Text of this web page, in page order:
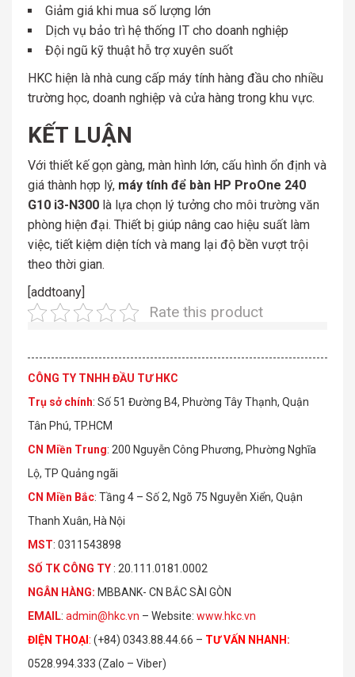
Giảm giá khi mua số lượng lớn
Dịch vụ bảo trì hệ thống IT cho doanh nghiệp
Đội ngũ kỹ thuật hỗ trợ xuyên suốt
HKC hiện là nhà cung cấp máy tính hàng đầu cho nhiều
trường học, doanh nghiệp và cửa hàng trong khu vực.
KẾT LUẬN
Với thiết kế gọn gàng, màn hình lớn, cấu hình ổn định và
giá thành hợp lý, máy tính để bàn HP ProOne 240
G10 i3-N300 là lựa chọn lý tưởng cho môi trường văn
phòng hiện đại. Thiết bị giúp nâng cao hiệu suất làm
việc, tiết kiệm diện tích và mang lại độ bền vượt trội
theo thời gian.
[addtoany]
Rate this product
CÔNG TY TNHH ĐẦU TƯ HKC
Trụ sở chính: Số 51 Đường B4, Phường Tây Thạnh, Quận
Tân Phú, TP.HCM
CN Miền Trung: 200 Nguyễn Công Phương, Phường Nghĩa
Lộ, TP Quảng ngãi
CN Miền Bắc: Tầng 4 – Số 2, Ngõ 75 Nguyễn Xiển, Quận
Thanh Xuân, Hà Nội
MST: 0311543898
SỐ TK CÔ NG TY : 20.111.0181.0002
NGÂN HÀNG: MBBANK- CN BẮC SÀI GÒN
EMAIL: admin@hkc.vn – Website: www.hkc.vn
ĐIỆN THOẠI : (+84) 0343.88.44.66 – TƯ VẤN NHANH :
0528.994.333 (Zalo – Viber)